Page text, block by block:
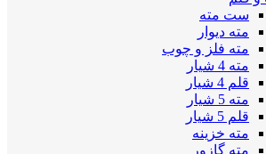
ست مته
مته دیوار
مته فلز و چوب
مته 4 شیار
قلم 4 شیار
مته 5 شیار
قلم 5 شیار
مته خزینه
مته گازور